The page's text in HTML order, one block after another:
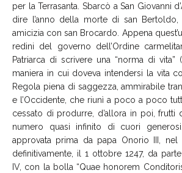
per la Terrasanta. Sbarcò a San Giovanni
dire l’anno della morte di san
amicizia con san Brocardo. Appena
redini del governo dell’Ordine
Patriarca di scrivere una “norma di vita”
maniera in cui doveva intendersi la vita
Regola piena di saggezza, ammirabile
e l’Occidente, che riunì a poco a poco
cessato di produrre, d’allora in poi, frutti
numero quasi infinito di cuori
approvata prima da papa Onorio III, nel
definitivamente, il 1 ottobre 1247, da
IV, con la bolla “Quae honorem